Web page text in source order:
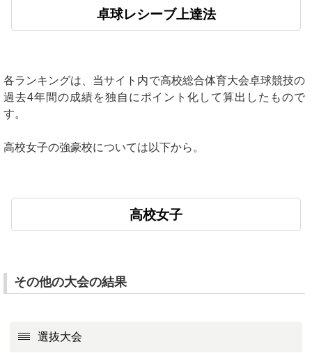
卓球レシーブ上達法
各ランキングは、当サイト内で高校総合体育大会卓球競技の
過去4年間の成績を独自にポイント化して算出したもので
す。
高校女子の強豪校については以下から。
高校女子
その他の大会の結果
選抜大会